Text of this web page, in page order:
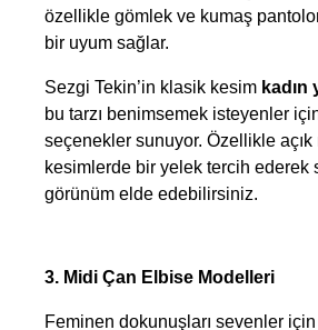
özellikle gömlek ve kumaş
bir uyum sağlar.
Sezgi Tekin’in klasik kesim kadın
bu tarzı benimsemek isteyenler
seçenekler sunuyor. Özellikle
kesimlerde bir yelek tercih ederek
görünüm elde edebilirsiniz.
3. Midi Çan Elbise Modelleri
Feminen dokunuşları sevenler